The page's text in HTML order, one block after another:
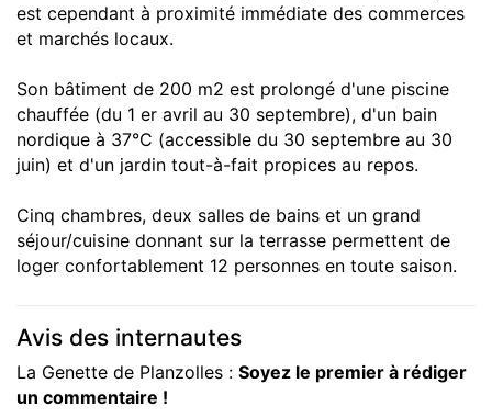
est cependant à proximité immédiate des commerces
et marchés locaux.
Son bâtiment de 200 m2 est prolongé d'une piscine
chauffée (du 1 er avril au 30 septembre), d'un bain
nordique à 37°C (accessible du 30 septembre au 30
juin) et d'un jardin tout-à-fait propices au repos.
Cinq chambres, deux salles de bains et un grand
séjour/cuisine donnant sur la terrasse permettent de
loger confortablement 12 personnes en toute saison.
Avis des internautes
La Genette de Planzolles : Soyez le premier à rédiger
un commentaire !